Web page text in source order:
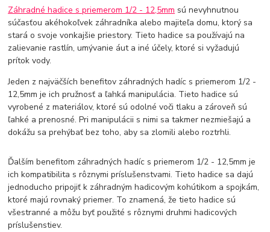
Záhradné hadice s priemerom 1/2 - 12,5mm sú nevyhnutnou
súčasťou akéhokoľvek záhradníka alebo majiteľa domu, ktorý sa
stará o svoje vonkajšie priestory. Tieto hadice sa používajú na
zalievanie rastlín, umývanie áut a iné účely, ktoré si vyžadujú
prítok vody.
Jeden z najväčších benefitov záhradných hadíc s priemerom 1/2 -
12,5mm je ich pružnosť a ľahká manipulácia. Tieto hadice sú
vyrobené z materiálov, ktoré sú odolné voči tlaku a zároveň sú
ľahké a prenosné. Pri manipulácii s nimi sa takmer nezmiešajú a
dokážu sa prehýbať bez toho, aby sa zlomili alebo roztrhli.
Ďalším benefitom záhradných hadíc s priemerom 1/2 - 12,5mm je
ich kompatibilita s rôznymi príslušenstvami. Tieto hadice sa dajú
jednoducho pripojiť k záhradným hadicovým kohútikom a spojkám,
ktoré majú rovnaký priemer. To znamená, že tieto hadice sú
všestranné a môžu byť použité s rôznymi druhmi hadicových
príslušenstiev.